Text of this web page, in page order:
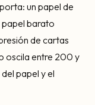
un papel de
papel barato
de cartas
oscila entre 200 y
papel y el